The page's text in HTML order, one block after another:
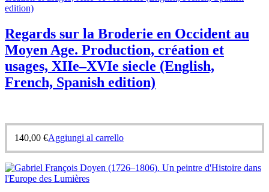
Regards sur la Broderie en Occident au
Moyen Age. Production, création et
usages, XIIe–XVIe siecle (English,
French, Spanish edition)
140,00 €Aggiungi al carrello